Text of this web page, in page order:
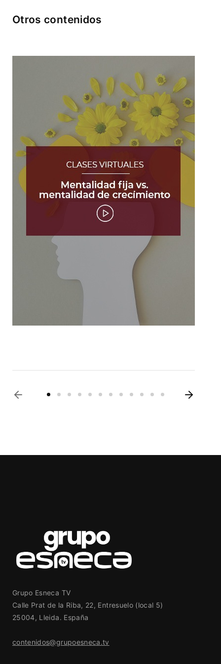
Otros contenidos
Grupo Esneca TV
Calle Prat de la Riba, 22, Entresuelo (local 5)
25004, Lleida. España
contenidos@grupoesneca.tv